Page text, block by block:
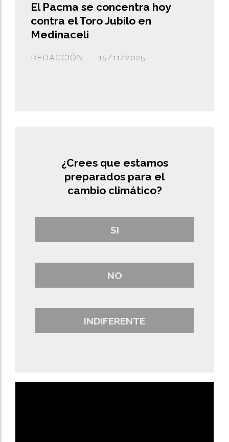
El Pacma se concentra hoy
contra el Toro Jubilo en
Medinaceli
REDACCIÓN 15/11/2025
¿Crees que estamos
preparados para el
cambio climático?
SI
NO
INDIFERENTE